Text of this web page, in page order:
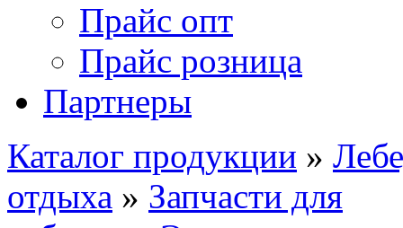
Прайс опт
Прайс розница
Партнеры
Каталог продукции »
отдыха » Запчасти для